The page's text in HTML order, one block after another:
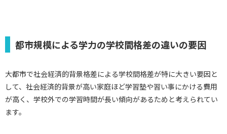
都市規模による学力の学校間格差の違いの要因
大都市で社会経済的背景格差による学校間格差が特に大きい要因と
して、社会経済的背景が高い家庭ほど学習塾や習い事にかける費用
が高く、学校外での学習時間が長い傾向があるためと考えられてい
ます。